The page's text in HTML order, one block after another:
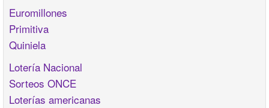
Euromillones
Primitiva
Quiniela
Lotería Nacional
Sorteos ONCE
Loterías americanas